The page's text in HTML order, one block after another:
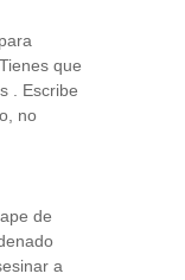
que
. Escribe
no
de
a